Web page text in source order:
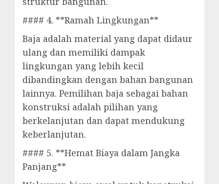
#### 4. **Ramah Lingkungan**
Baja adalah material yang dapat didaur
ulang dan memiliki dampak
lingkungan yang lebih kecil
dibandingkan dengan bahan bangunan
lainnya. Pemilihan baja sebagai bahan
konstruksi adalah pilihan yang
berkelanjutan dan dapat mendukung
keberlanjutan.
#### 5. **Hemat Biaya dalam Jangka
Panjang**